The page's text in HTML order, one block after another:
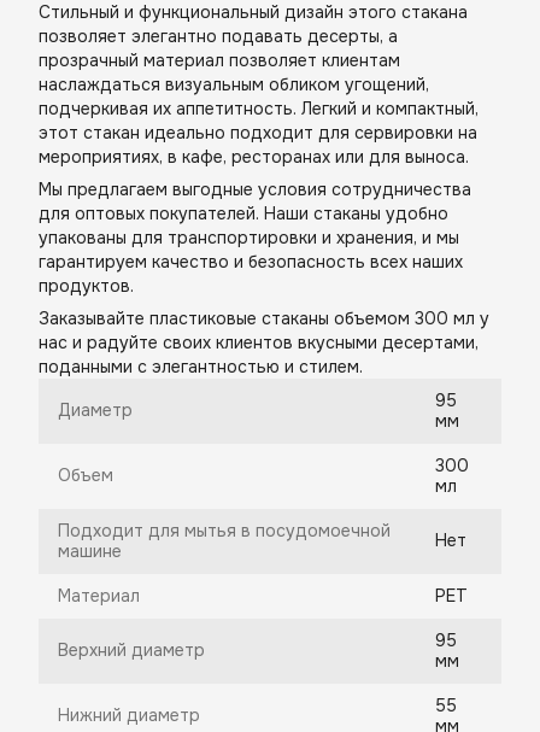
Стильный и функциональный дизайн этого стакана
позволяет элегантно подавать десерты, а
прозрачный материал позволяет клиентам
наслаждаться визуальным обликом угощений,
подчеркивая их аппетитность. Легкий и компактный,
этот стакан идеально подходит для сервировки на
мероприятиях, в кафе, ресторанах или для выноса.
Мы предлагаем выгодные условия сотрудничества
для оптовых покупателей. Наши стаканы удобно
упакованы для транспортировки и хранения, и мы
гарантируем качество и безопасность всех наших
продуктов.
Заказывайте пластиковые стаканы объемом 300 мл у
нас и радуйте своих клиентов вкусными десертами,
поданными с элегантностью и стилем.
Диаметр
95
мм
Объем
300
мл
Подходит для мытья в посудомоечной
машине
Нет
Материал PET
Верхний диаметр
95
мм
Нижний диаметр
55
мм